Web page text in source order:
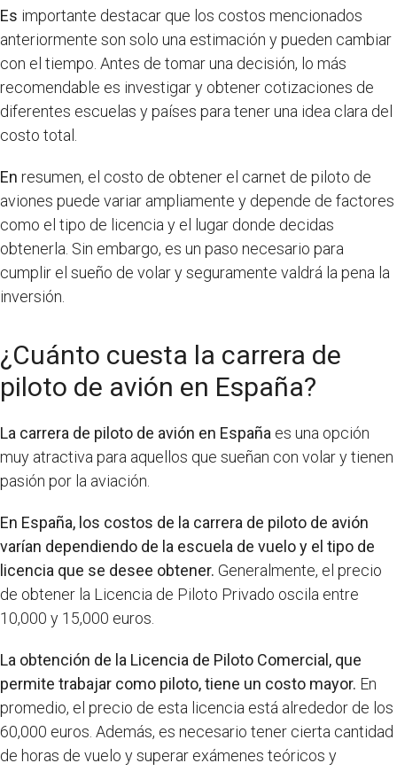
Es importante destacar que los costos mencionados
anteriormente son solo una estimación y pueden cambiar
con el tiempo. Antes de tomar una decisión, lo más
recomendable es investigar y obtener cotizaciones de
diferentes escuelas y países para tener una idea clara del
costo total.
En resumen, el costo de obtener el carnet de piloto de
aviones puede variar ampliamente y depende de factores
como el tipo de licencia y el lugar donde decidas
obtenerla. Sin embargo, es un paso necesario para
cumplir el sueño de volar y seguramente valdrá la pena la
inversión.
¿Cuánto cuesta la carrera de
piloto de avión en España?
La carrera de piloto de avión en España es una opción
muy atractiva para aquellos que sueñan con volar y tienen
pasión por la aviación.
En España, los costos de la carrera de piloto de avión
varían dependiendo de la escuela de vuelo y el tipo de
licencia que se desee obtener. Generalmente, el precio
de obtener la Licencia de Piloto Privado oscila entre
10,000 y 15,000 euros.
La obtención de la Licencia de Piloto Comercial, que
permite trabajar como piloto, tiene un costo mayor. En
promedio, el precio de esta licencia está alrededor de los
60,000 euros. Además, es necesario tener cierta cantidad
de horas de vuelo y superar exámenes teóricos y